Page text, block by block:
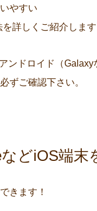
やすい
詳しくご紹介します
ドロイド（Galaxy
ずご確認下さい。
どiOS端末
きます！